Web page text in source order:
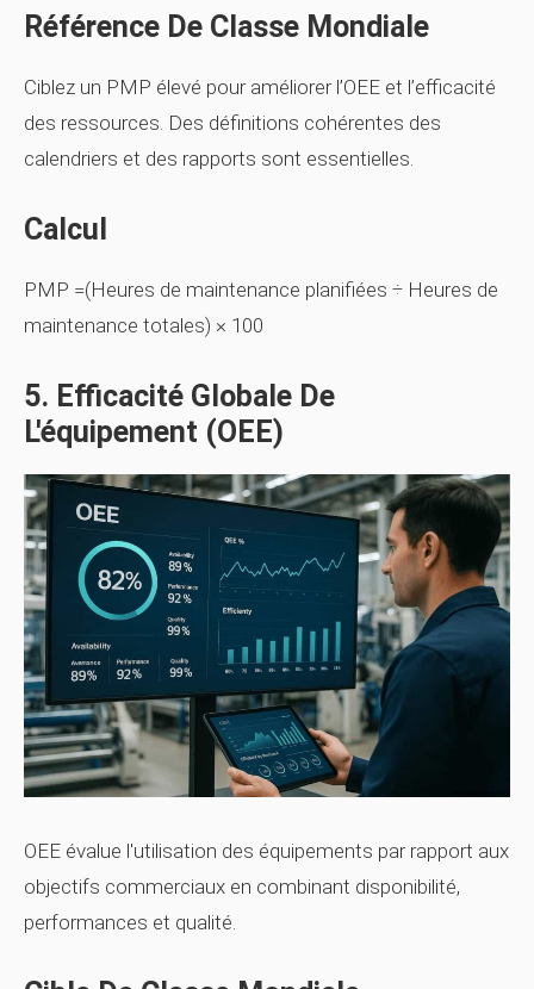
Référence De Classe Mondiale
Ciblez un PMP élevé pour améliorer l’OEE et l’efficacité
des ressources. Des définitions cohérentes des
calendriers et des rapports sont essentielles.
Calcul
PMP =(Heures de maintenance planifiées ÷ Heures de
maintenance totales) × 100
5. Efficacité Globale De
L'équipement (OEE)
OEE évalue l'utilisation des équipements par rapport aux
objectifs commerciaux en combinant disponibilité,
performances et qualité.